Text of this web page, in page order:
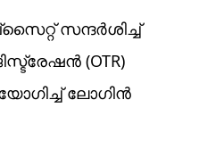
സന്ദർശിച്ച്
(OTR)
ലോഗിൻ